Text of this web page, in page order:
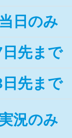
当日のみ
日先まで
先まで
況のみ